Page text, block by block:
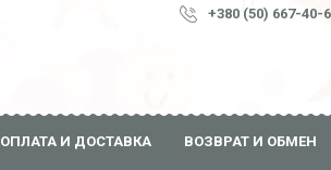
+380 (50) 667-40-
ОПЛАТА И ДОСТАВКА ВОЗВРАТ И ОБМЕН